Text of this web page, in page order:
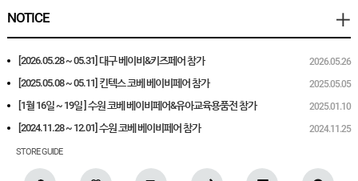
NOTICE
[2026.05.28 ~ 05.31] 대구 베이비&키즈페어 참가 2026.05.26
[2025.05.08 ~ 05.11] 킨텍스 코베 베이비페어 참가 2025.05.05
[1월 16일 ~ 19일 ] 수원 코베 베이비페어&유아교육용품전 참가 2025.01.10
[2024.11.28 ~ 12.01] 수원 코베 베이비페어 참가
2024.11.25
STORE GUIDE